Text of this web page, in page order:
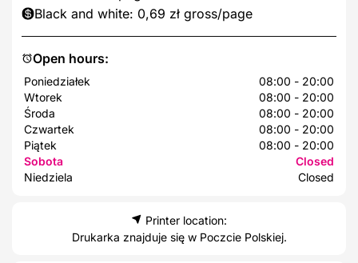
Open hours:
Poniedziałek
08:00 - 20:00
Wtorek
08:00 - 20:00
Środa
08:00 - 20:00
Czwartek
08:00 - 20:00
Piątek
08:00 - 20:00
Sobota
Closed
Niedziela
Closed
Black and white: 0,69 zł gross/page
Printer location:
Drukarka znajduje się w Poczcie Polskiej.